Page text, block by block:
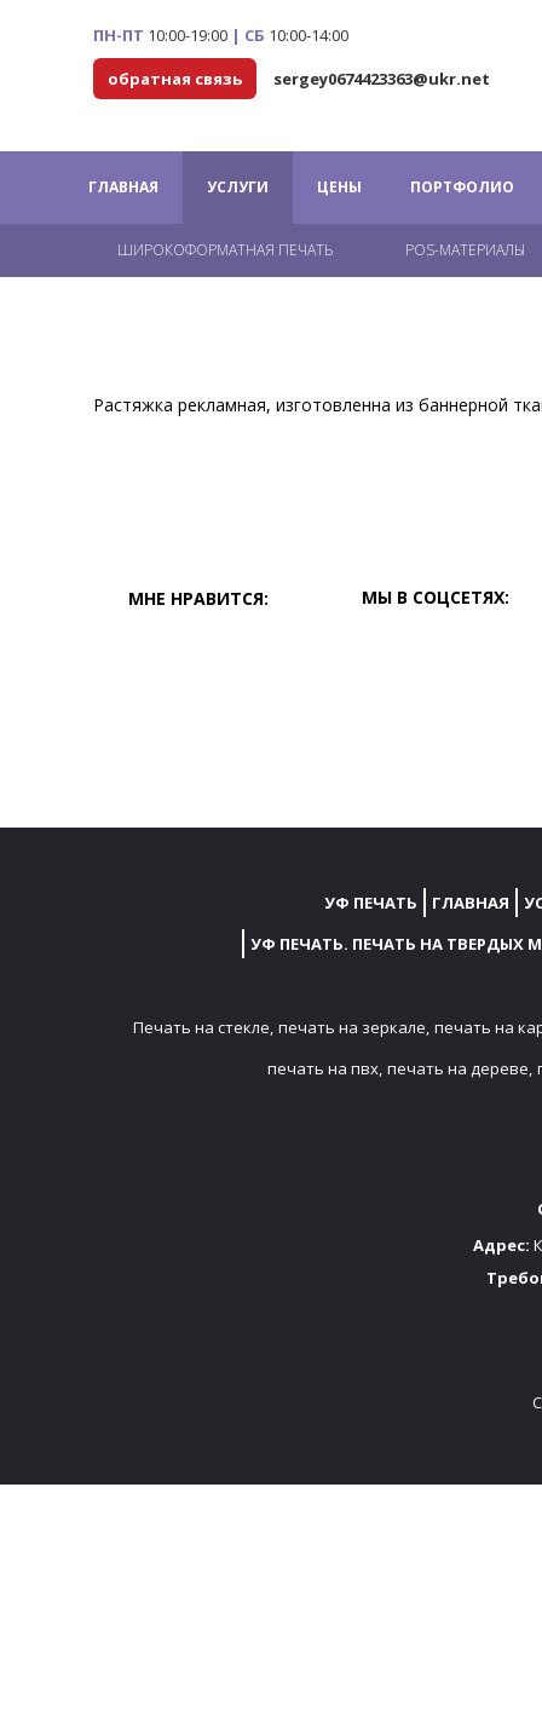
ПН-ПТ 10:00-19:00 | СБ 10:00-14:00
обратная связь
sergey0674423363@ukr.net
ГЛАВНАЯ УСЛУГИ ЦЕНЫ ПОРТФОЛИО
ШИРОКОФОРМАТНАЯ ПЕЧАТЬ POS-МАТЕРИАЛЫ
Растяжка рекламная, изготовленна из баннерной
МНЕ НРАВИТСЯ: МЫ В СОЦСЕТЯХ:
УФ ПЕЧАТЬ ГЛАВНАЯ
УФ ПЕЧАТЬ. ПЕЧАТЬ НА ТВЕРДЫХ
Печать на стекле, печать на зеркале, печать на
печать на пвх, печать на дереве,
Адрес: